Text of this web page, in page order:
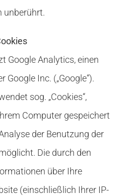
unberührt.
Google Analytics, einen
Google Inc. („Google“).
sog. „Cookies“,
Computer gespeichert
der Benutzung der
Die durch den
über Ihre
(einschließlich Ihrer IP-